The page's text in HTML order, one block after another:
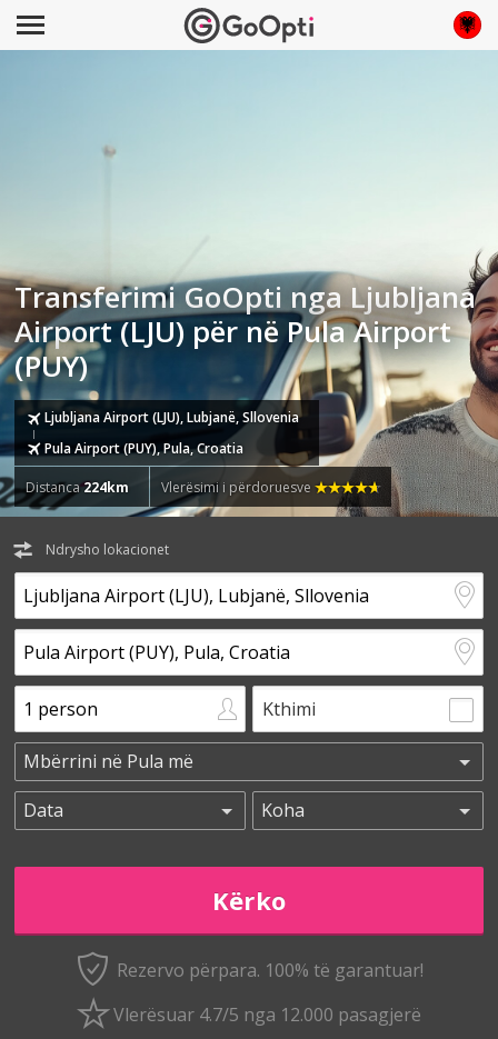
Transferimi GoOpti nga Ljubljana
Airport (LJU) për në Pula Airport
(PUY)
Ljubljana Airport (LJU), Lubjanë, Sllovenia
Pula Airport (PUY), Pula, Croatia
Distanca224km Vlerësimi i përdoruesve
Ndrysho lokacionet
Kthimi
Rezervo përpara. 100% të garantuar!
Vlerësuar 4.7/5 nga 12.000 pasagjerë